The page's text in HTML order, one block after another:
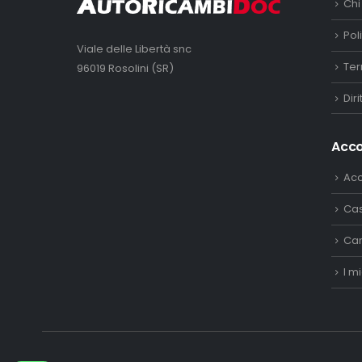
Viale delle Libertà snc
96019 Rosolini (SR)
I